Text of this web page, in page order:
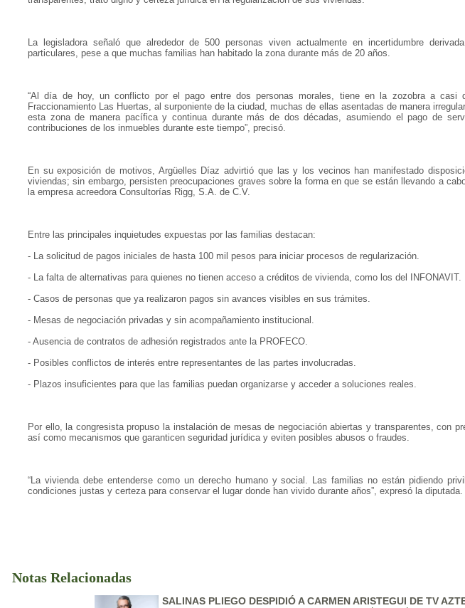
La legisladora señaló que alrededor de 500 personas viven actualmente en incertidumbre
particulares, pese a que muchas familias han habitado la zona durante más de 20 años.
“Al día de hoy, un conflicto por el pago entre dos personas morales, tiene en la zozobra a casi
Fraccionamiento Las Huertas, al surponiente de la ciudad, muchas de ellas asentadas de manera
esta zona de manera pacífica y continua durante más de dos décadas, asumiendo el pago de
contribuciones de los inmuebles durante este tiempo”, precisó.
En su exposición de motivos, Argüelles Díaz advirtió que las y los vecinos han manifestado
viviendas; sin embargo, persisten preocupaciones graves sobre la forma en que se están llevando a
la empresa acreedora Consultorías Rigg, S.A. de C.V.
Entre las principales inquietudes expuestas por las familias destacan:
- La solicitud de pagos iniciales de hasta 100 mil pesos para iniciar procesos de regularización.
- La falta de alternativas para quienes no tienen acceso a créditos de vivienda, como los del INFONAVIT.
- Casos de personas que ya realizaron pagos sin avances visibles en sus trámites.
- Mesas de negociación privadas y sin acompañamiento institucional.
- Ausencia de contratos de adhesión registrados ante la PROFECO.
- Posibles conflictos de interés entre representantes de las partes involucradas.
- Plazos insuficientes para que las familias puedan organizarse y acceder a soluciones reales.
Por ello, la congresista propuso la instalación de mesas de negociación abiertas y transparentes, con
así como mecanismos que garanticen seguridad jurídica y eviten posibles abusos o fraudes.
“La vivienda debe entenderse como un derecho humano y social. Las familias no están pidiendo
condiciones justas y certeza para conservar el lugar donde han vivido durante años”, expresó la diputada.
Notas Relacionadas
SALINAS PLIEGO DESPIDIÓ A CARMEN ARISTEGUI DE TV